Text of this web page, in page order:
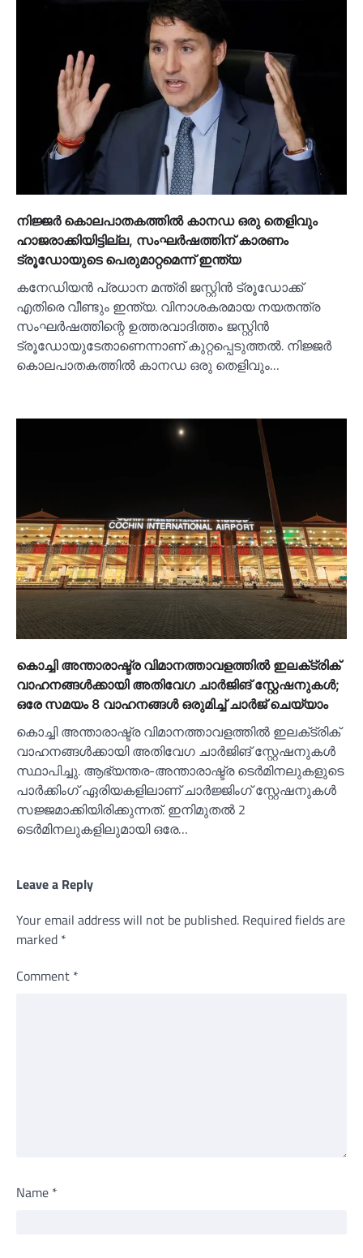
നിജ്ജര്‍ കൊലപാതകത്തില്‍ കാനഡ ഒരു തെളിവും
ഹാജരാക്കിയിട്ടില്ല, സംഘര്‍ഷത്തിന് കാരണം
ട്രൂഡോയുടെ പെരുമാറ്റമെന്ന് ഇന്ത്യ
കനേഡിയന്‍ പ്രധാന മന്ത്രി ജസ്റ്റിന്‍ ട്രൂഡോക്ക്
എതിരെ വീണ്ടും ഇന്ത്യ. വിനാശകരമായ നയതന്ത്ര
സംഘര്‍ഷത്തിന്റെ ഉത്തരവാദിത്തം ജസ്റ്റിന്‍
ട്രൂഡോയുടേതാണെന്നാണ് കുറ്റപ്പെടുത്തല്‍. നിജ്ജര്‍
കൊലപാതകത്തില്‍ കാനഡ ഒരു തെളിവും…
കൊച്ചി അന്താരാഷ്ട്ര വിമാനത്താവളത്തില്‍ ഇലക്‌ട്രിക്
വാഹനങ്ങള്‍ക്കായി അതിവേഗ ചാര്‍ജിങ് സ്റ്റേഷനുകള്‍;
ഒരേ സമയം 8 വാഹനങ്ങള്‍ ഒരുമിച്ച്‌ ചാര്‍ജ് ചെയ്യാം
കൊച്ചി അന്താരാഷ്ട്ര വിമാനത്താവളത്തില്‍ ഇലക്‌ട്രിക്
വാഹനങ്ങള്‍ക്കായി അതിവേഗ ചാർജിങ് സ്റ്റേഷനുകള്‍
സ്ഥാപിച്ചു. ആഭ്യന്തര-അന്താരാഷ്ട്ര ടെർമിനലുകളുടെ
പാർക്കിംഗ് ഏരിയകളിലാണ് ചാര്‍ജ്ജിംഗ് സ്റ്റേഷനുകള്‍
സജ്ജമാക്കിയിരിക്കുന്നത്. ഇനിമുതല്‍ 2
ടെർമിനലുകളിലുമായി ഒരേ…
Leave a Reply
Your email address will not be published. Required fields are
marked *
Comment *
Name *